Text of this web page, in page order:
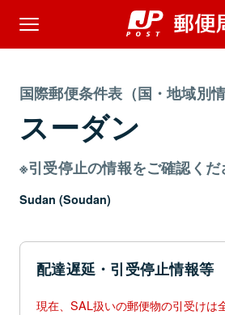
国際郵便条件表（国・地域別情
スーダン
※引受停止の情報をご確認くだ
Sudan (Soudan)
配達遅延・引受停止情報等
現在、SAL扱いの郵便物の引受けは